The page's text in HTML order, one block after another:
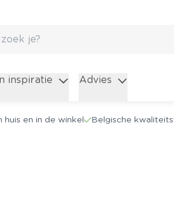
inspiratie Advies
huis en in de winkel Belgische